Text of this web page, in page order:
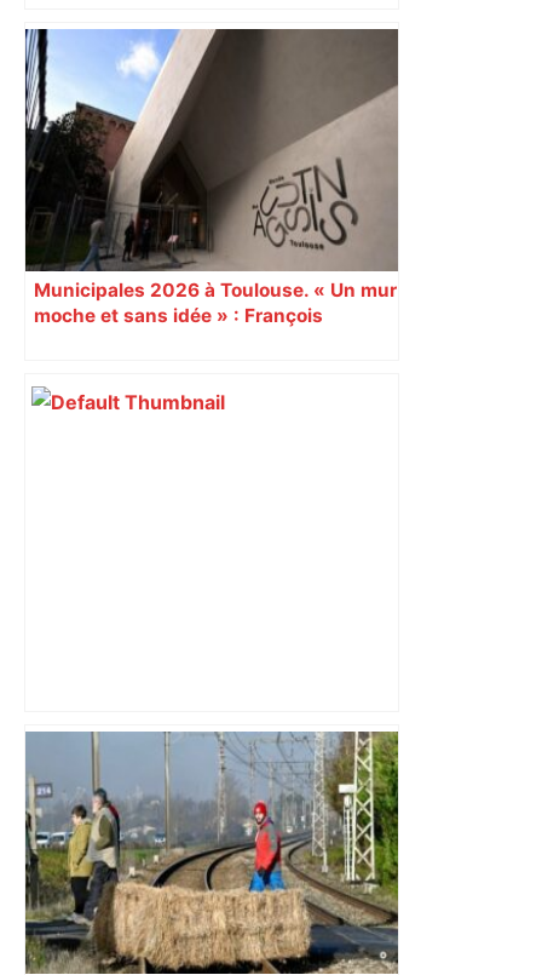
Après la fusion avec la liste PS
Toulouse, le candidat LFI salue "une
dynamique qui nous oblige à la
responsabilité" – Franceinfo
Municipales 2026 à Toulouse. « Un mur
moche et sans idée » : François
Augustins
Alliance PS/LFI à Toulouse : Marc
Sztulman claque la porte – RMC